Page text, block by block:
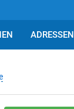
ADRESSEN